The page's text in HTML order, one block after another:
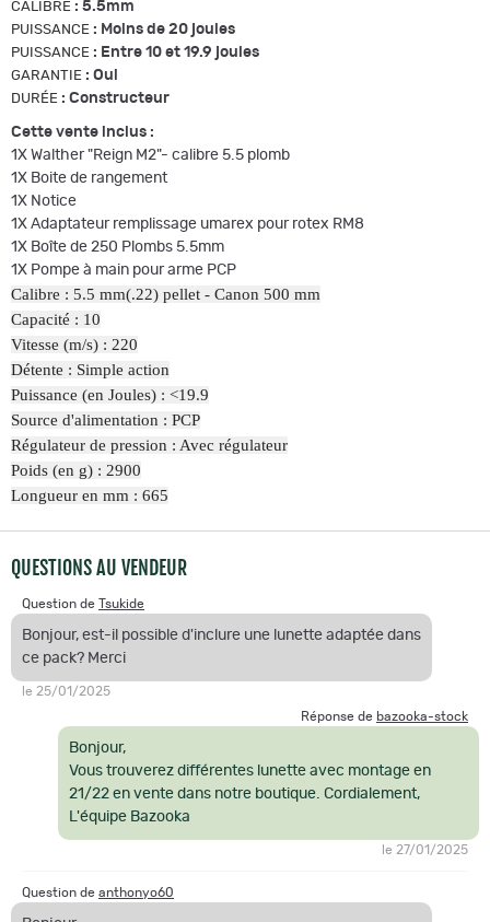
CALIBRE : 5.5mm
PUISSANCE : Moins de 20 joules
PUISSANCE : Entre 10 et 19.9 joules
GARANTIE : Oui
DURÉE : Constructeur
Cette vente inclus :
1X Walther "Reign M2"- calibre 5.5 plomb
1X Boite de rangement
1X Notice
1X Adaptateur remplissage umarex pour rotex RM8
1X Boîte de 250 Plombs 5.5mm
1X Pompe à main pour arme PCP
Calibre : 5.5 mm(.22) pellet - Canon 500 mm
Capacité : 10
Vitesse (m/s) : 220
Détente : Simple action
Puissance (en Joules) : <19.9
Source d'alimentation : PCP
Régulateur de pression : Avec régulateur
Poids (en g) : 2900
Longueur en mm : 665
QUESTIONS AU VENDEUR
Question de Tsukide
Bonjour, est-il possible d'inclure une lunette adaptée dans
ce pack? Merci
le 25/01/2025
Réponse de bazooka-stock
Bonjour,
Vous trouverez différentes lunette avec montage en
21/22 en vente dans notre boutique. Cordialement,
L'équipe Bazooka
le 27/01/2025
Question de anthonyo60